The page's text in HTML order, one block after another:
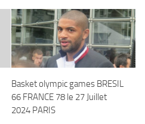
Basket olympic games BRESIL
66 FRANCE 78 le 27 Juillet
2024 PARIS